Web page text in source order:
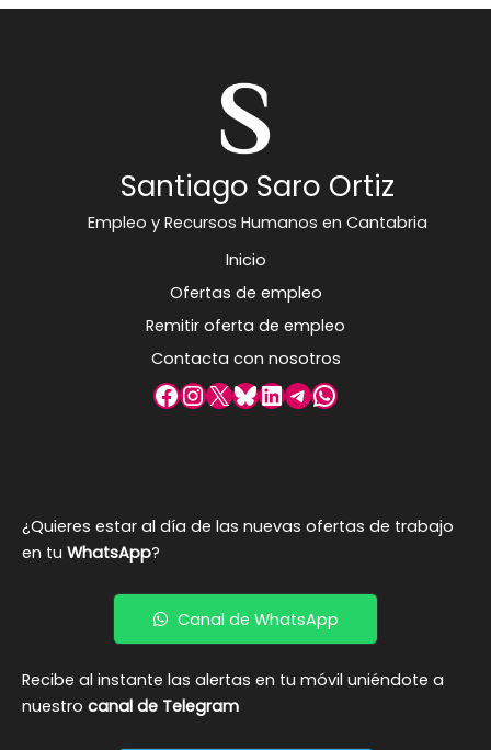
Santiago Saro Ortiz
Empleo y Recursos Humanos en Cantabria
Inicio
Ofertas de empleo
Remitir oferta de empleo
Contacta con nosotros
Facebook
Instagram
X Bluesky
LinkedIn
Telegram
WhatsApp
¿Quieres estar al día de las nuevas ofertas de trabajo
en tu WhatsApp?
Canal de WhatsApp
Recibe al instante las alertas en tu móvil uniéndote a
nuestro canal de Telegram